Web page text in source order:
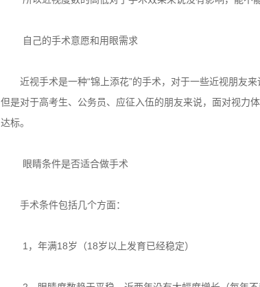
自己的手术意愿和用眼需求
近视手术是一种“锦上添花”的手术，对于一些近视朋友来
但是对于高考生、公务员、应征入伍的朋友来说，面对视力
达标。
眼睛条件是否适合做手术
手术条件包括几个方面：
1，年满18岁（18岁以上发育已经稳定）